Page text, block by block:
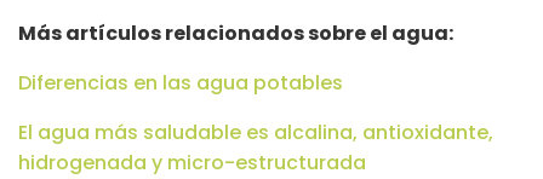
Más artículos relacionados sobre el agua:
Diferencias en las agua potables
El agua más saludable es alcalina, antioxidante,
hidrogenada y micro-estructurada